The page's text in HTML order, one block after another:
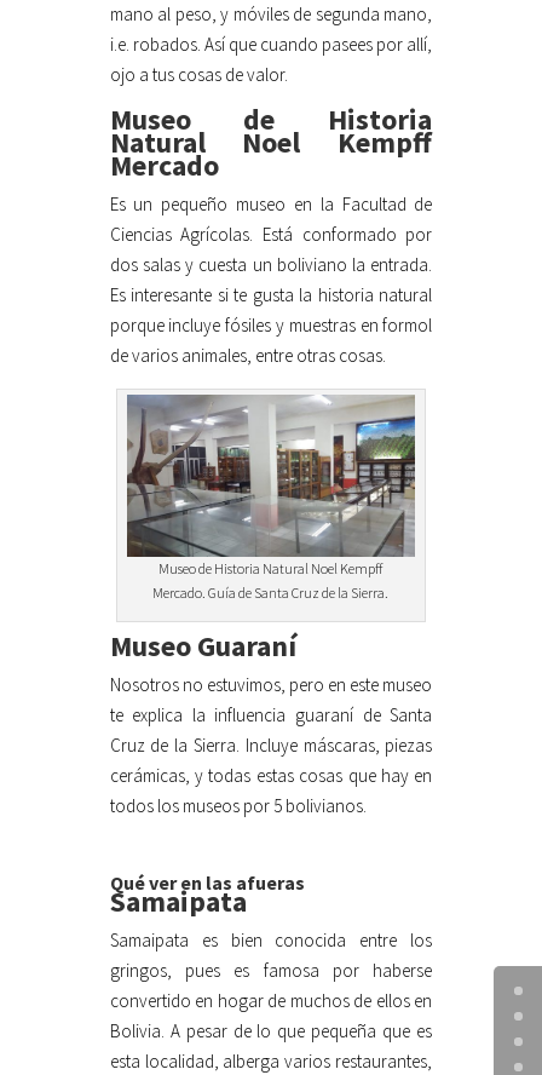
mano al peso, y móviles de segunda mano,
i.e. robados. Así que cuando pasees por allí,
ojo a tus cosas de valor.
Museo de Historia
Natural Noel Kempff
Mercado
Es un pequeño museo en la Facultad de
Ciencias Agrícolas. Está conformado por
dos salas y cuesta un boliviano la entrada.
Es interesante si te gusta la historia natural
porque incluye fósiles y muestras en formol
de varios animales, entre otras cosas.
Museo de Historia Natural Noel Kempff
Mercado. Guía de Santa Cruz de la Sierra.
Museo Guaraní
Nosotros no estuvimos, pero en este museo
te explica la influencia guaraní de Santa
Cruz de la Sierra. Incluye máscaras, piezas
cerámicas, y todas estas cosas que hay en
todos los museos por 5 bolivianos.
Qué ver en las afueras
Samaipata
Samaipata es bien conocida entre los
gringos, pues es famosa por haberse
convertido en hogar de muchos de ellos en
Bolivia. A pesar de lo que pequeña que es
esta localidad, alberga varios restaurantes,